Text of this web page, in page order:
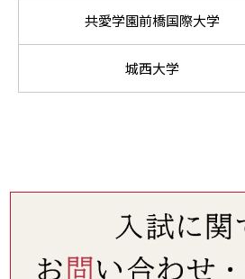
共愛学園前橋国際大学
城西大学